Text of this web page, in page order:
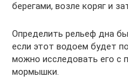
берегами, возле коряг и
Определить рельеф дна
если этот водоем будет
можно исследовать его с
мормышки.